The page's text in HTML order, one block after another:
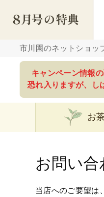
市川園のネットショッ
キャンペーン情報
恐れ入りますが、し
お
お問い合
当店へのご要望は